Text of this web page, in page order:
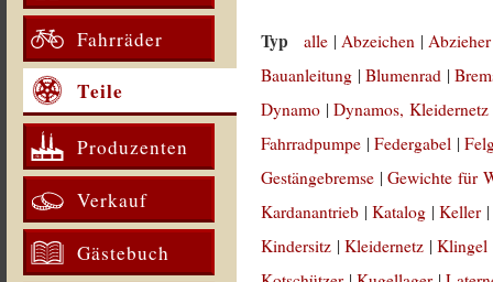
Fahrräder
Teile
Produzenten
Verkauf
Gästebuch
Typ alle |Abzeichen |
Bauanleitung |Blumenrad |
Dynamo |Dynamos, Kleidernetz
Fahrradpumpe |Federgabel |
Gestängebremse |Gewichte für
Kardanantrieb |Katalog |Keller
Kindersitz |Kleidernetz |Klingel